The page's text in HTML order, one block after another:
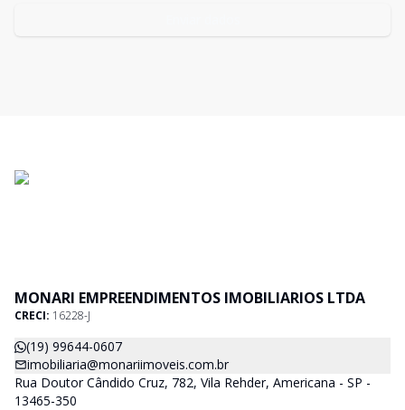
MONARI EMPREENDIMENTOS IMOBILIARIOS LTDA
CRECI: 16228-J
(19) 99644-0607
imobiliaria@monariimoveis.com.br
Rua Doutor Cândido Cruz, 782, Vila Rehder, Americana - SP -
13465-350